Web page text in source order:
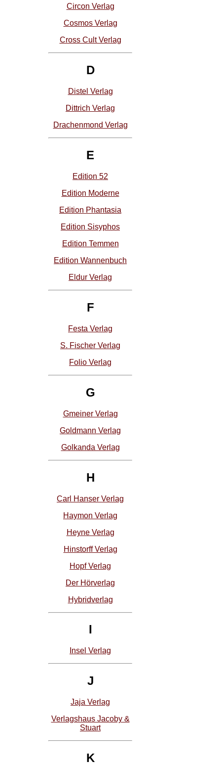
Circon Verlag
Cosmos Verlag
Cross Cult Verlag
D
Distel Verlag
Dittrich Verlag
Drachenmond Verlag
E
Edition 52
Edition Moderne
Edition Phantasia
Edition Sisyphos
Edition Temmen
Edition Wannenbuch
Eldur Verlag
F
Festa Verlag
S. Fischer Verlag
Folio Verlag
G
Gmeiner Verlag
Goldmann Verlag
Golkanda Verlag
H
Carl Hanser Verlag
Haymon Verlag
Heyne Verlag
Hinstorff Verlag
Hopf Verlag
Der Hörverlag
Hybridverlag
I
Insel Verlag
J
Jaja Verlag
Verlagshaus Jacoby &
Stuart
K